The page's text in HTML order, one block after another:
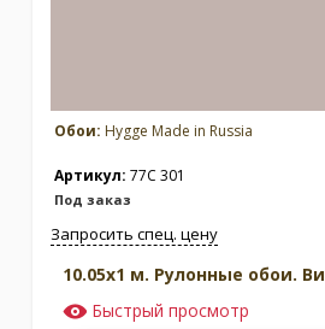
Обои: Hygge Made in Russia
Артикул: 77C 301
Под заказ
Запросить спец. цену
10.05x1 м. Рулонные обои.
Быстрый просмотр